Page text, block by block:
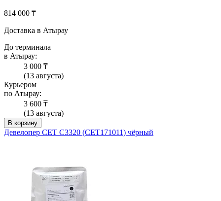
814 000 ₸
Доставка в Атырау
До терминала
в Атырау:
3 000 ₸
(13 августа)
Курьером
по Атырау:
3 600 ₸
(13 августа)
В корзину
Девелопер CET C3320 (CET171011) чёрный